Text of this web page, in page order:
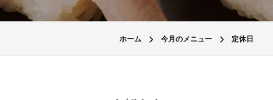
ホーム 今月のメニュー 定休日